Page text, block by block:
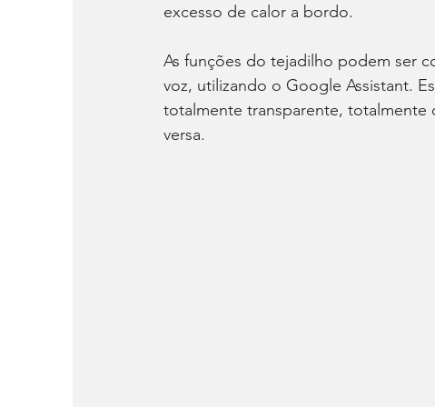
excesso de calor a bordo.
As funções do tejadilho podem ser
voz, utilizando o Google Assistant.
totalmente transparente, totalmente
versa.